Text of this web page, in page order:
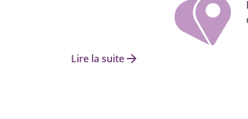
Lire la suitearrow_forward